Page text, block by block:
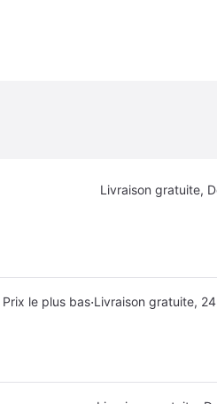
Livraison gratuite,
Prix le plus bas·Livraison gratuite,